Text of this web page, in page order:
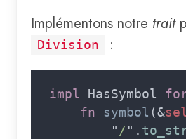
Implémentons notre trait
Division :
impl HasSymbol
fn symbol (&
        "
/ ".